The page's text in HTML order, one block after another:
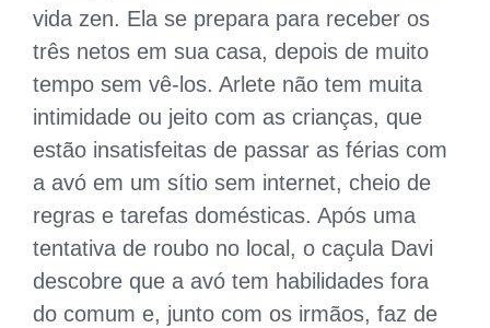
vida zen. Ela se prepara para receber os
três netos em sua casa, depois de muito
tempo sem vê-los. Arlete não tem muita
intimidade ou jeito com as crianças, que
estão insatisfeitas de passar as férias com
a avó em um sítio sem internet, cheio de
regras e tarefas domésticas. Após uma
tentativa de roubo no local, o caçula Davi
descobre que a avó tem habilidades fora
do comum e, junto com os irmãos, faz de